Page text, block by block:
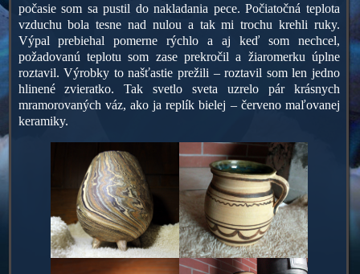
počasie som sa pustil do nakladania pece. Počiatočná teplota
vzduchu bola tesne nad nulou a tak mi trochu krehli ruky.
Výpal prebiehal pomerne rýchlo a aj keď som nechcel,
požadovanú teplotu som zase prekročil a žiaromerku úplne
roztavil. Výrobky to našťastie prežili – roztavil som len jedno
hlinené zvieratko. Tak svetlo sveta uzrelo pár krásnych
mramorovaných váz, ako ja replík bielej – červeno maľovanej
keramiky.